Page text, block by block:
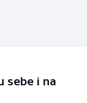
sebe i na